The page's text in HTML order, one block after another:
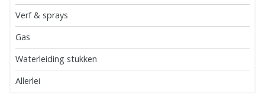
Verf & sprays
Gas
Waterleiding stukken
Allerlei